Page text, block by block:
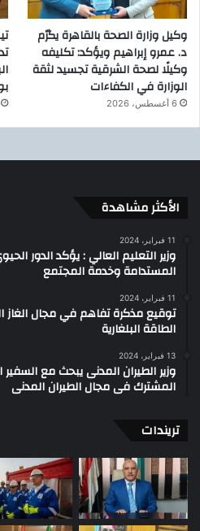
وكيل وزارة الصحة بالقاهرة يكرّم
د. عمرو إبراهيم ويؤكد: تكليفه
وكيلًا لصحة الشرقية تجسيد لثقة
الوزارة في الكفاءات
6 أغسطس، 2026
الأكثر مشاهدة
11 فبراير، 2024
وزير التعليم العالي : يؤكد الدور
المستدامة وخدمة المجتمع
11 فبراير، 2024
توقيع مذكرة تفاهم في مجال الغاز
الطاقة البلغارية
13 فبراير، 2024
وزير الطيران المدنى يبحث مع السفير
المشترك فى مجال الطيران المدنى
تريندات